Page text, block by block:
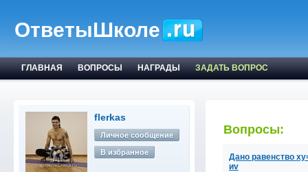
ОтветыШколе
ГЛАВНАЯ ВОПРОСЫ НАГРАДЫ ЗАДАТЬ ВОПРОС
flerkas
Личное сообщение
В избранное
Вопросы:
Дано равенство
иv